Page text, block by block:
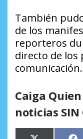
También
de los
reporteros
directo de los
comunicación.
Caiga
noticias SIN